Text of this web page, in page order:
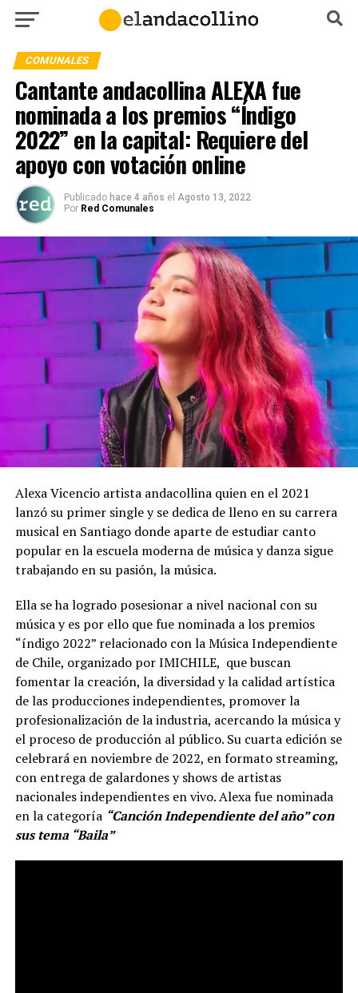
COMUNALES
Cantante andacollina ALEXA fue
nominada a los premios “Índigo
2022” en la capital: Requiere del
apoyo con votación online
Publicado hace 4 años el Agosto 13, 2022
Por Red Comunales
Alexa Vicencio artista andacollina quien en el 2021
lanzó su primer single y se dedica de lleno en su carrera
musical en Santiago donde aparte de estudiar canto
popular en la escuela moderna de música y danza sigue
trabajando en su pasión, la música.
Ella se ha logrado posesionar a nivel nacional con su
música y es por ello que fue nominada a los premios
“índigo 2022” relacionado con la Música Independiente
de Chile, organizado por IMICHILE, que buscan
fomentar la creación, la diversidad y la calidad artística
de las producciones independientes, promover la
profesionalización de la industria, acercando la música y
el proceso de producción al público. Su cuarta edición se
celebrará en noviembre de 2022, en formato streaming,
con entrega de galardones y shows de artistas
nacionales independientes en vivo. Alexa fue nominada
en la categoría “Canción Independiente del año” con
sus tema “Baila”